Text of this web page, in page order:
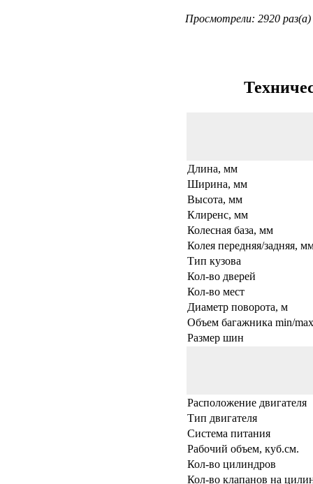
Просмотрели: 2920 раз(а)
Длина, мм
Ширина, мм
Высота, мм
Клиренс, мм
Колесная база, мм
Колея передняя/задняя,
Тип кузова
Кол-во дверей
Кол-во мест
Диаметр поворота, м
Объем багажника min/
Размер шин
Расположение двигателя
Тип двигателя
Система питания
Рабочий объем, куб.см.
Кол-во цилиндров
Кол-во клапанов на